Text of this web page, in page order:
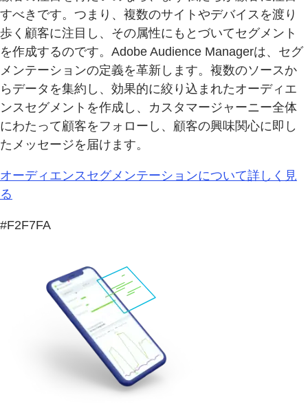
すべきです。つまり、複数のサイトやデバイスを渡り
歩く顧客に注目し、その属性にもとづいてセグメント
を作成するのです。Adobe Audience Managerは、セグ
メンテーションの定義を革新します。複数のソースか
らデータを集約し、効果的に絞り込まれたオーディエ
ンスセグメントを作成し、カスタマージャーニー全体
にわたって顧客をフォローし、顧客の興味関心に即し
たメッセージを届けます。
オーディエンスセグメンテーションについて詳しく見
る
#F2F7FA